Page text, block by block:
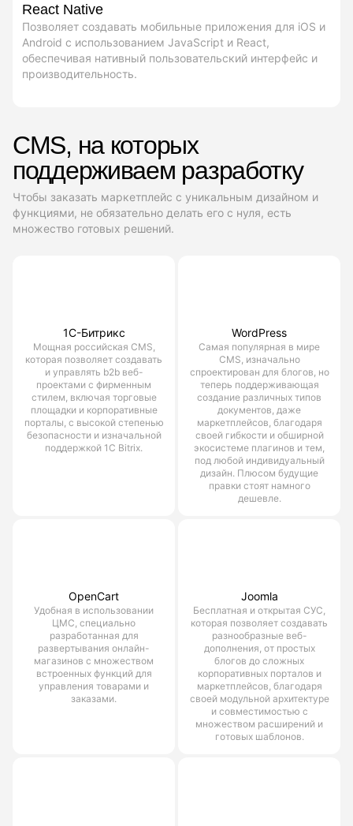
React Native
Позволяет создавать мобильные приложения для iOS и
Android с использованием JavaScript и React,
обеспечивая нативный пользовательский интерфейс и
производительность.
CMS, на которых
поддерживаем разработку
Чтобы заказать маркетплейс с уникальным дизайном и
функциями, не обязательно делать его с нуля, есть
множество готовых решений.
1С-Битрикс
Мощная российская CMS,
которая позволяет создавать
и управлять b2b веб-
проектами с фирменным
стилем, включая торговые
площадки и корпоративные
порталы, с высокой степенью
безопасности и изначальной
поддержкой 1С Bitrix.
WordPress
Самая популярная в мире
CMS, изначально
спроектирован для блогов, но
теперь поддерживающая
создание различных типов
документов, даже
маркетплейсов, благодаря
своей гибкости и обширной
экосистеме плагинов и тем,
под любой индивидуальный
дизайн. Плюсом будущие
правки стоят намного
дешевле.
OpenCart
Удобная в использовании
ЦМС, специально
разработанная для
развертывания онлайн-
магазинов с множеством
встроенных функций для
управления товарами и
заказами.
Joomla
Бесплатная и открытая СУС,
которая позволяет создавать
разнообразные веб-
дополнения, от простых
блогов до сложных
корпоративных порталов и
маркетплейсов, благодаря
своей модульной архитектуре
и совместимостью с
множеством расширений и
готовых шаблонов.